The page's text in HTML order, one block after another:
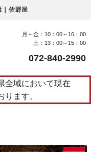
｜佐野屋
月～金：10：00～16：00
土：13：00～15：00
072-840-2990
全域において現在
ます。